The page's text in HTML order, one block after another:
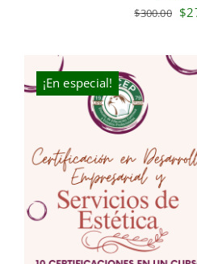
$300.00 $
¡En especial!